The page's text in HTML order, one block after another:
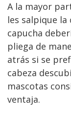
A la mayor
les salpique la
capucha
pliega de
atrás si se
cabeza
mascotas
ventaja.